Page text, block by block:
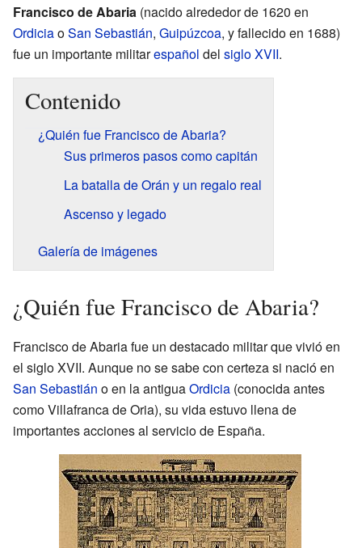
Francisco de Abaria (nacido alrededor de 1620 en
OrdiciaoSan Sebastián, Guipúzcoa, y fallecido en 1688)
fue un importante militarespañol del siglo XVII.
Contenido
¿Quién fue Francisco de Abaria?
Sus primeros pasos como capitán
La batalla de Orán y un regalo real
Ascenso y legado
Galería de imágenes
¿Quién fue Francisco de Abaria?
Francisco de Abaria fue un destacado militar que vivió en
el siglo XVII. Aunque no se sabe con certeza si nació en
San Sebastián o en la antiguaOrdicia (conocida antes
como Villafranca de Oria), su vida estuvo llena de
importantes acciones al servicio de España.